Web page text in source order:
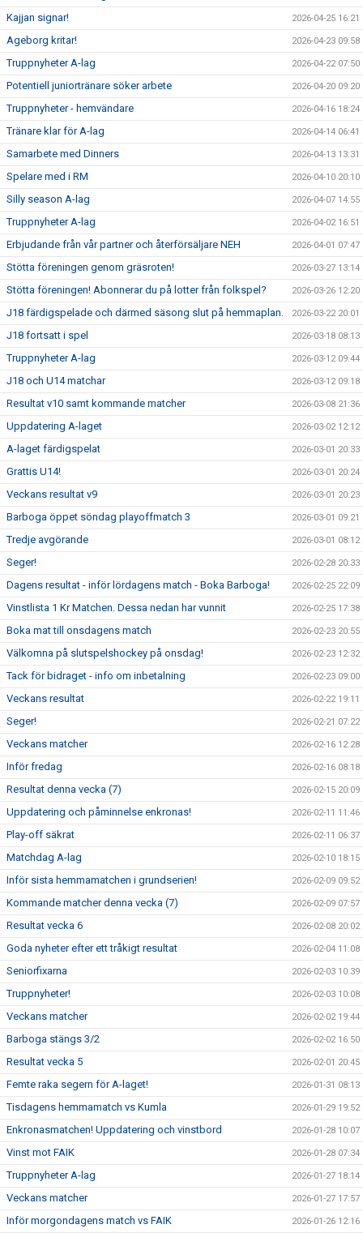
Kajjan signar! 2026-04-25 16:21
Ageborg kritar! 2026-04-23 09:58
Truppnyheter A-lag 2026-04-22 07:50
Potentiell juniortränare söker arbete 2026-04-20 09:20
Truppnyheter - hemvändare 2026-04-16 18:24
Tränare klar för A-lag 2026-04-14 06:41
Samarbete med Dinners 2026-04-13 13:31
Spelare med i RM 2026-04-10 20:10
Silly season A-lag 2026-04-07 14:55
Truppnyheter A-lag 2026-04-02 16:51
Erbjudande från vår partner och återförsäljare NEH 2026-04-01 07:47
Stötta föreningen genom gräsroten! 2026-03-27 13:14
Stötta föreningen! Abonnerar du på lotter från folkspel? 2026-03-26 12:20
J18 färdigspelade och därmed säsong slut på hemmaplan. 2026-03-22 20:01
J18 fortsatt i spel 2026-03-18 08:13
Truppnyheter A-lag 2026-03-12 09:44
J18 och U14 matchar 2026-03-12 09:18
Resultat v10 samt kommande matcher 2026-03-08 21:36
Uppdatering A-laget 2026-03-02 12:12
A-laget färdigspelat 2026-03-01 20:33
Grattis U14! 2026-03-01 20:24
Veckans resultat v9 2026-03-01 20:23
Barboga öppet söndag playoffmatch 3 2026-03-01 09:21
Tredje avgörande 2026-03-01 08:12
Seger! 2026-02-28 20:33
Dagens resultat - inför lördagens match - Boka Barboga! 2026-02-25 22:09
Vinstlista 1 Kr Matchen. Dessa nedan har vunnit 2026-02-25 17:38
Boka mat till onsdagens match 2026-02-23 20:55
Välkomna på slutspelshockey på onsdag! 2026-02-23 12:32
Tack för bidraget - info om inbetalning 2026-02-23 09:00
Veckans resultat 2026-02-22 19:11
Seger! 2026-02-21 07:22
Veckans matcher 2026-02-16 12:28
Inför fredag 2026-02-16 08:18
Resultat denna vecka (7) 2026-02-15 20:09
Uppdatering och påminnelse enkronas! 2026-02-11 11:46
Play-off säkrat 2026-02-11 06:37
Matchdag A-lag 2026-02-10 18:15
Inför sista hemmamatchen i grundserien! 2026-02-09 09:52
Kommande matcher denna vecka (7) 2026-02-09 07:57
Resultat vecka 6 2026-02-08 20:02
Goda nyheter efter ett tråkigt resultat 2026-02-04 11:08
Seniorfixarna 2026-02-03 10:39
Truppnyheter! 2026-02-03 10:08
Veckans matcher 2026-02-02 19:44
Barboga stängs 3/2 2026-02-02 16:50
Resultat vecka 5 2026-02-01 20:45
Femte raka segern för A-laget! 2026-01-31 08:13
Tisdagens hemmamatch vs Kumla 2026-01-29 19:52
Enkronasmatchen! Uppdatering och vinstbord 2026-01-28 10:07
Vinst mot FAIK 2026-01-28 07:34
Truppnyheter A-lag 2026-01-27 18:14
Veckans matcher 2026-01-27 17:57
Inför morgondagens match vs FAIK 2026-01-26 12:16